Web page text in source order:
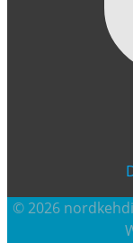
© 2026